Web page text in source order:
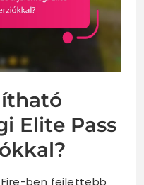
Elite Pass
Fire-ben fejlettebb